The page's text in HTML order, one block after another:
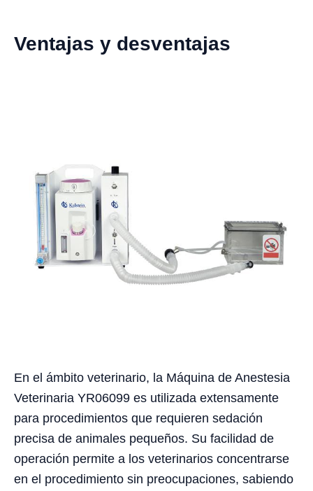
Ventajas y desventajas
En el ámbito veterinario, la Máquina de Anestesia
Veterinaria YR06099 es utilizada extensamente
para procedimientos que requieren sedación
precisa de animales pequeños. Su facilidad de
operación permite a los veterinarios concentrarse
en el procedimiento sin preocupaciones, sabiendo